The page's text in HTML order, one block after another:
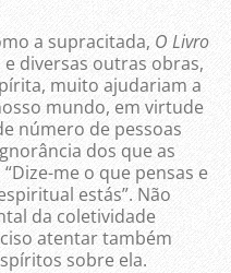
a supracitada, O Livro
e diversas outras obras,
muito ajudariam a
mundo, em virtude
número de pessoas
dos que as
me o que pensas e
estás”. Não
da coletividade
atentar também
sobre ela.